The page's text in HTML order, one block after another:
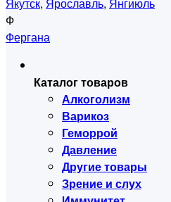
Ф
Фергана
Каталог товаров
Алкоголизм
Варикоз
Геморрой
Давление
Другие товары
Зрение и слух